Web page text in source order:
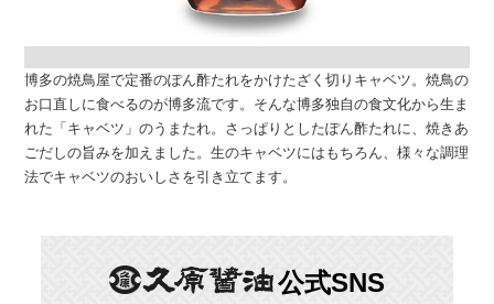
博多の焼鳥屋で定番のぽん酢たれをかけたざく切りキャベツ。焼鳥の
お口直しに食べるのが博多流です。そんな博多独自の食文化から生ま
れた「キャベツ」のうまたれ。さっぱりとしたぽん酢たれに、焼きあ
ごだしの旨みを加えました。生のキャベツにはもちろん、様々な調理
法でキャベツのおいしさを引き立てます。
公式SNS